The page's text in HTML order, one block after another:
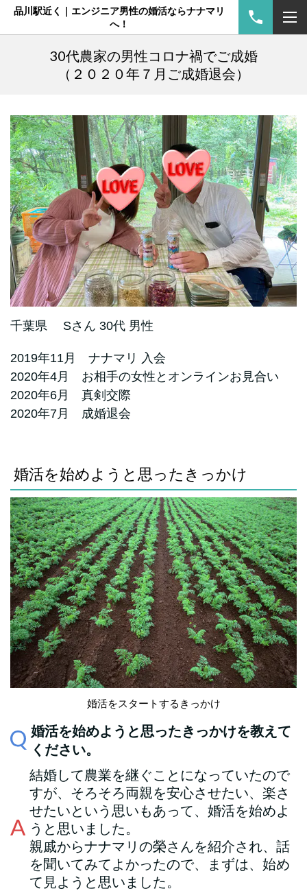
品川駅近く｜エンジニア男性の婚活ならナナマリ
へ！
30代農家の男性コロナ禍でご成婚
（２０２０年７月ご成婚退会）
千葉県 Sさん 30代 男性
2019年11月 ナナマリ 入会
2020年4月 お相手の女性とオンラインお見合い
2020年6月 真剣交際
2020年7月 成婚退会
婚活を始めようと思ったきっかけ
婚活をスタートするきっかけ
婚活を始めようと思ったきっかけを教えて
ください。
結婚して農業を継ぐことになっていたので
すが、そろそろ両親を安心させたい、楽さ
せたいという思いもあって、婚活を始めよ
うと思いました。
親戚からナナマリの榮さんを紹介され、話
を聞いてみてよかったので、まずは、始め
て見ようと思いました。